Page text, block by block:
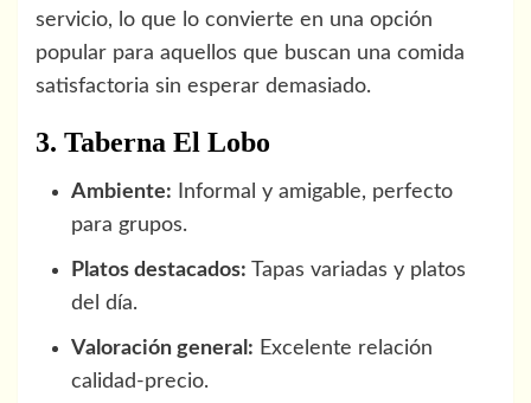
servicio, lo que lo convierte en una opción
popular para aquellos que buscan una comida
satisfactoria sin esperar demasiado.
3. Taberna El Lobo
Ambiente: Informal y amigable, perfecto
para grupos.
Platos destacados: Tapas variadas y platos
del día.
Valoración general: Excelente relación
calidad-precio.